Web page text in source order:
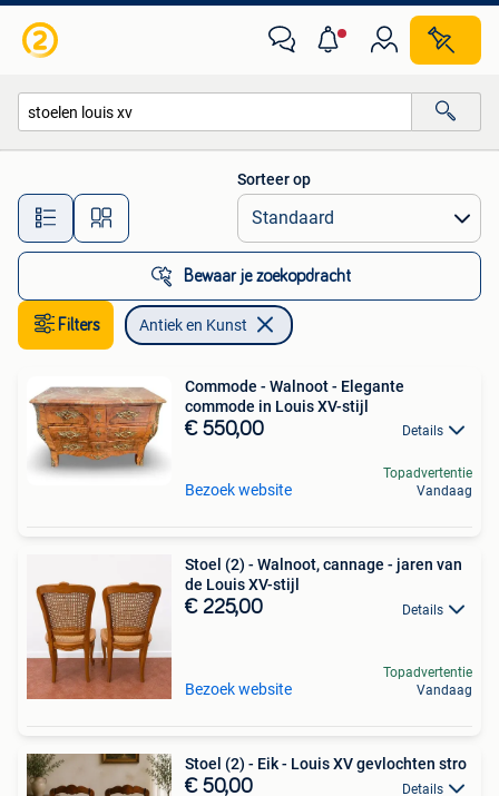
Alle afstanden…
Sorteer op
Bewaar je zoekopdracht
Filters Antiek en Kunst
Commode - Walnoot - Elegante
commode in Louis XV-stijl
€ 550,00 Details
Bezoek website
Topadvertentie
Vandaag
Stoel (2) - Walnoot, cannage - jaren van
de Louis XV-stijl
€ 225,00 Details
Bezoek website
Topadvertentie
Vandaag
Stoel (2) - Eik - Louis XV gevlochten stro
€ 50,00 Details